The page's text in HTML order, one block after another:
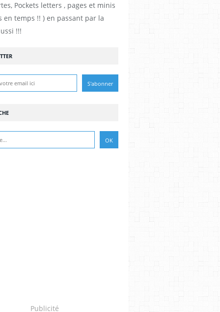
Pockets letters , pages et minis
en temps !! ) en passant par la
!!!
Publicité